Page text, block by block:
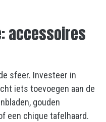
accessoires
sfeer. Investeer in
iets toevoegen aan de
gouden
een chique tafelhaard.